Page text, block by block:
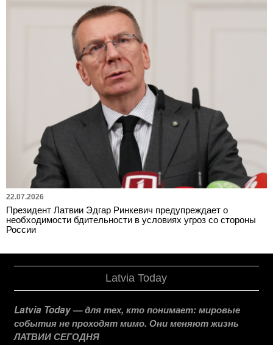
22.07.2026
Президент Латвии Эдгар Ринкевич предупреждает о
необходимости бдительности в условиях угроз со стороны
России
Latvia Today
Latvia Today — для тех, кто понимает: мировые
события не проходят мимо. Они меняют жизнь
ЛАТВИИ СЕГОДНЯ